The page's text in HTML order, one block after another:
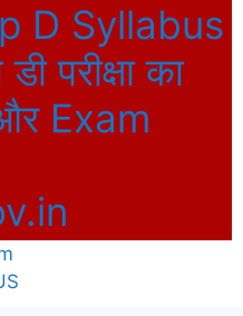
D Syllabus
परीक्षा का
Exam